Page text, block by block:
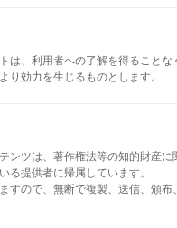
、利用者への了解を得ることな
り効力を生じるものとします。
ツは、著作権法等の知的財産に
る提供者に帰属しています。
すので、無断で複製、送信、頒